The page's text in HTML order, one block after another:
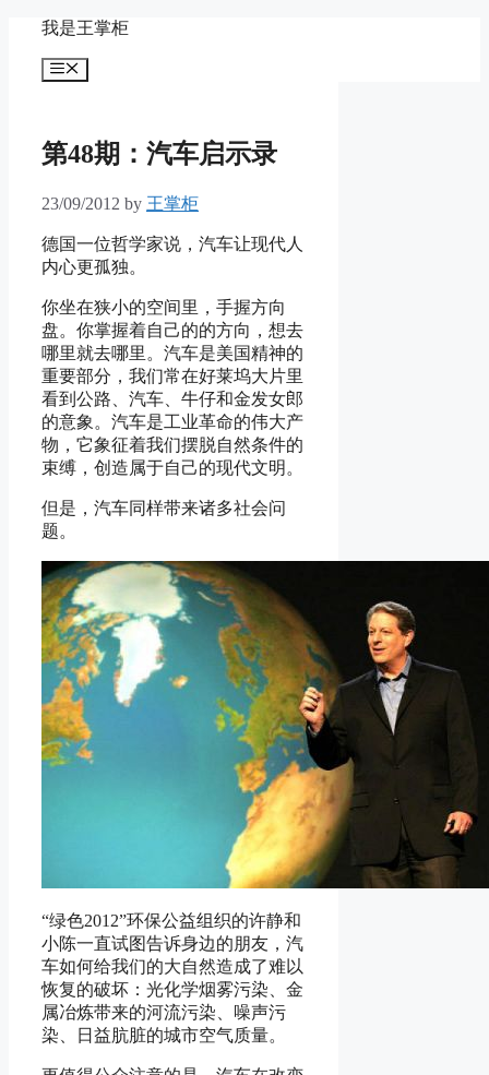
content
我是王掌柜
Menu
第48期：汽车启示录
23/09/2012 by 王掌柜
德国一位哲学家说，汽车让现代人
内心更孤独。
你坐在狭小的空间里，手握方向
盘。你掌握着自己的的方向，想去
哪里就去哪里。汽车是美国精神的
重要部分，我们常在好莱坞大片里
看到公路、汽车、牛仔和金发女郎
的意象。汽车是工业革命的伟大产
物，它象征着我们摆脱自然条件的
束缚，创造属于自己的现代文明。
但是，汽车同样带来诸多社会问
题。
“绿色2012”环保公益组织的许静和
小陈一直试图告诉身边的朋友，汽
车如何给我们的大自然造成了难以
恢复的破坏：光化学烟雾污染、金
属冶炼带来的河流污染、噪声污
染、日益肮脏的城市空气质量。